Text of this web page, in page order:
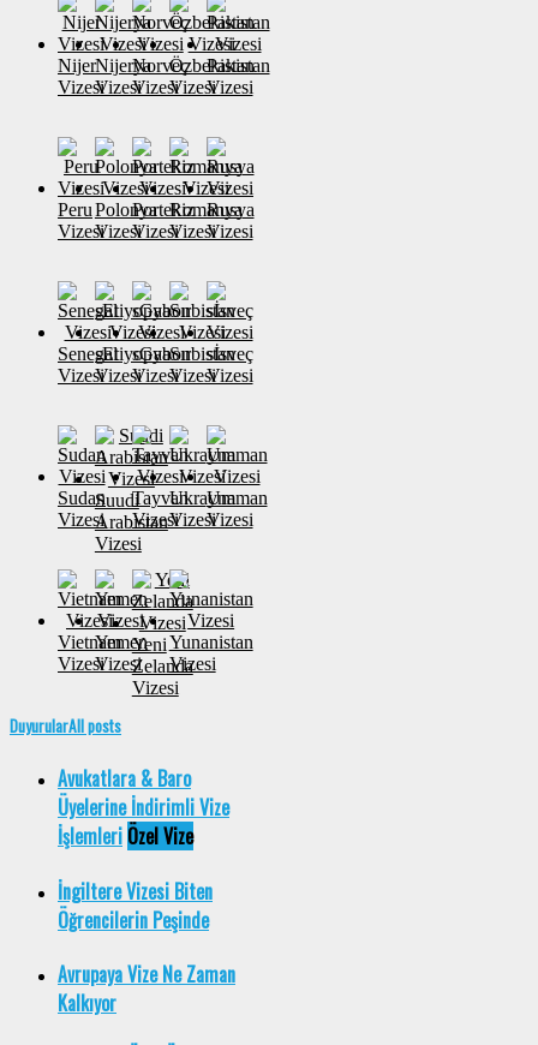
Nijer
Vizesi
Nijerya
Vizesi
Norveç
Vizesi
Özbekistan
Vizesi
Pakistan
Vizesi
Peru
Vizesi
Polonya
Vizesi
Portekiz
Vizesi
Romanya
Vizesi
Rusya
Vizesi
Senegal
Vizesi
sEtiyopya
Vizesi
sGabon
Vizesi
Sırbistan
Vizesi
sİsveç
Vizesi
Sudan
Vizesi
Suudi
Arabistan
Vizesi
Tayvan
Vizesi
Ukrayna
Vizesi
Umman
Vizesi
Vietnam
Vizesi
Yemen
Vizesi
Yeni
Zelanda
Vizesi
Yunanistan
Vizesi
DuyurularAll posts
Avukatlara & Baro
Üyelerine İndirimli Vize
İşlemleri Özel Vize
İngiltere Vizesi Biten
Öğrencilerin Peşinde
Avrupaya Vize Ne Zaman
Kalkıyor